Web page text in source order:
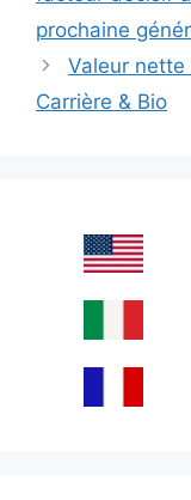
prochaine
Valeur nette
Carrière & Bio